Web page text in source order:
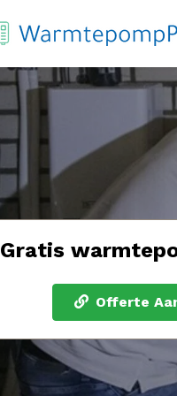
Gratis
Offerte